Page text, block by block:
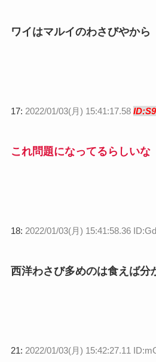
ワイはマルイのわさびやから
17: 2022/01/03(月) 15:41:17.58
これ問題になってるらしいな
18: 2022/01/03(月) 15:41:58.36
西洋わさび多めのは食えば分
21: 2022/01/03(月) 15:42:27.11